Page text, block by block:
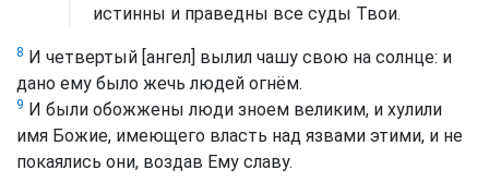
истинны и праведны все суды Твои.
8 И четвертый [ангел] вылил чашу свою на солнце: и
дано ему было жечь людей огнём.
9 И были обожжены люди зноем великим, и хулили
имя Божие, имеющего власть над язвами этими, и не
покаялись они, воздав Ему славу.